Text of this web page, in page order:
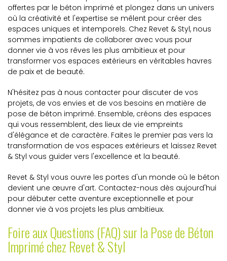
offertes par le béton imprimé et plongez dans un univers
où la créativité et l'expertise se mêlent pour créer des
espaces uniques et intemporels. Chez Revet & Styl, nous
sommes impatients de collaborer avec vous pour
donner vie à vos rêves les plus ambitieux et pour
transformer vos espaces extérieurs en véritables havres
de paix et de beauté.
N'hésitez pas à nous contacter pour discuter de vos
projets, de vos envies et de vos besoins en matière de
pose de béton imprimé. Ensemble, créons des espaces
qui vous ressemblent, des lieux de vie empreints
d'élégance et de caractère. Faites le premier pas vers la
transformation de vos espaces extérieurs et laissez Revet
& Styl vous guider vers l'excellence et la beauté.
Revet & Styl vous ouvre les portes d'un monde où le béton
devient une œuvre d'art. Contactez-nous dès aujourd'hui
pour débuter cette aventure exceptionnelle et pour
donner vie à vos projets les plus ambitieux.
Foire aux Questions (FAQ) sur la Pose de Béton
Imprimé chez Revet & Styl